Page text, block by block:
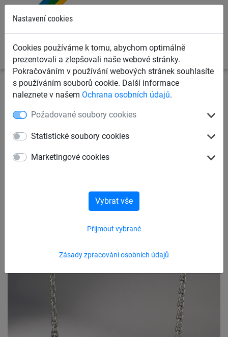
Nastavení cookies
Cookies používáme k tomu, abychom optimálně
prezentovali a zlepšovali naše webové stránky.
Pokračováním v používání webových stránek souhlasíte
s používáním souborů cookie. Další informace
naleznete v našem Ochrana osobních údajů.
Požadované soubory cookies
Statistické soubory cookies
Marketingové cookies
Zásady zpracování osobních údajů
Přijmout vybrané
Vybrat vše
Dětská lanová hřiště
Houpačky a ptačí hnízda
Bezpečnostní houpačka –
Sedátko, černá, se 2,00m